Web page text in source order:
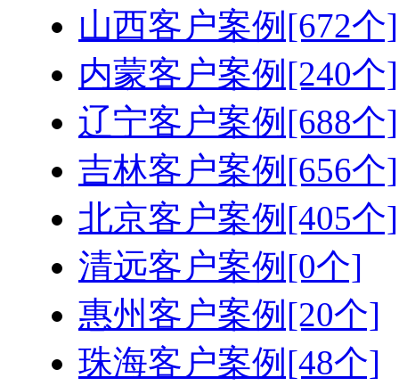
山西客户案例[672个]
内蒙客户案例[240个]
辽宁客户案例[688个]
吉林客户案例[656个]
北京客户案例[405个]
清远客户案例[0个]
惠州客户案例[20个]
珠海客户案例[48个]